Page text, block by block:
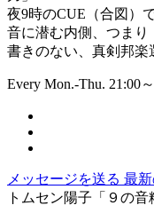
夜9時のCUE（合図）
音に潜む内側、つま
書きのない、真剣邦楽
Every Mon.-Thu. 21:00
メッセージを送る 最新
トムセン陽子「９の